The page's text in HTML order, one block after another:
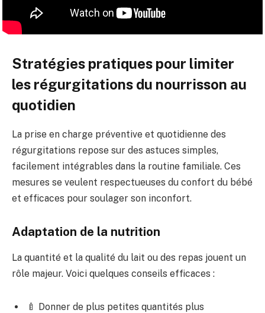
Stratégies pratiques pour limiter
les régurgitations du nourrisson au
quotidien
La prise en charge préventive et quotidienne des
régurgitations repose sur des astuces simples,
facilement intégrables dans la routine familiale. Ces
mesures se veulent respectueuses du confort du bébé
et efficaces pour soulager son inconfort.
Adaptation de la nutrition
La quantité et la qualité du lait ou des repas jouent un
rôle majeur. Voici quelques conseils efficaces :
🍼 Donner de plus petites quantités plus